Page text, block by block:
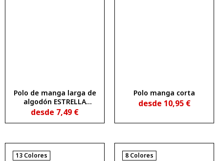
Polo de manga larga de
algodón ESTRELLA
WOMAN L/S
desde 7,49 €
Polo manga corta
desde 10,95 €
13 Colores 8 Colores